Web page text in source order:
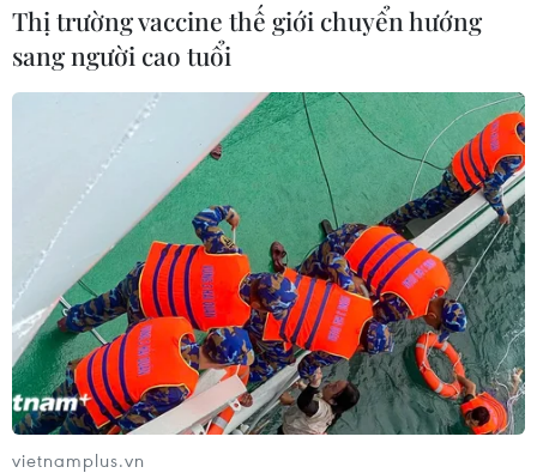
Thị trường vaccine thế giới chuyển hướng
sang người cao tuổi
vietnamplus.vn